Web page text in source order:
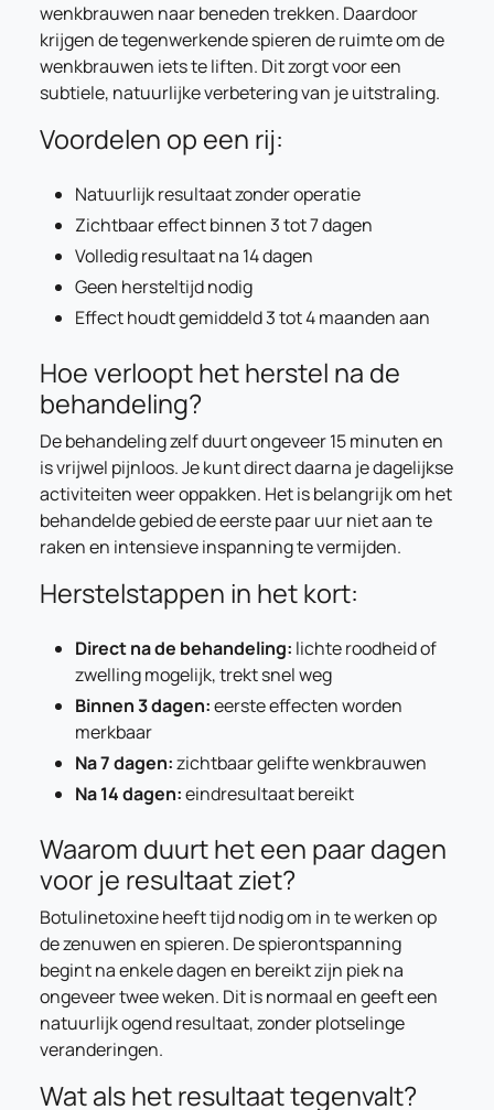
wenkbrauwen naar beneden trekken. Daardoor
krijgen de tegenwerkende spieren de ruimte om de
wenkbrauwen iets te liften. Dit zorgt voor een
subtiele, natuurlijke verbetering van je uitstraling.
Voordelen op een rij:
Natuurlijk resultaat zonder operatie
Zichtbaar effect binnen 3 tot 7 dagen
Volledig resultaat na 14 dagen
Geen hersteltijd nodig
Effect houdt gemiddeld 3 tot 4 maanden aan
Hoe verloopt het herstel na de
behandeling?
De behandeling zelf duurt ongeveer 15 minuten en
is vrijwel pijnloos. Je kunt direct daarna je dagelijkse
activiteiten weer oppakken. Het is belangrijk om het
behandelde gebied de eerste paar uur niet aan te
raken en intensieve inspanning te vermijden.
Herstelstappen in het kort:
Direct na de behandeling: lichte roodheid of
zwelling mogelijk, trekt snel weg
Binnen 3 dagen:eerste effecten worden
merkbaar
Na 7 dagen:zichtbaar gelifte wenkbrauwen
Na 14 dagen:eindresultaat bereikt
Waarom duurt het een paar dagen
voor je resultaat ziet?
Botulinetoxine heeft tijd nodig om in te werken op
de zenuwen en spieren. De spierontspanning
begint na enkele dagen en bereikt zijn piek na
ongeveer twee weken. Dit is normaal en geeft een
natuurlijk ogend resultaat, zonder plotselinge
veranderingen.
Wat als het resultaat tegenvalt?